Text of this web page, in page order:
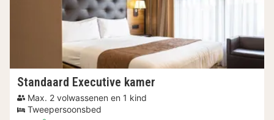
Standaard Executive kamer
Max. 2 volwassenen en 1 kind
Tweepersoonsbed